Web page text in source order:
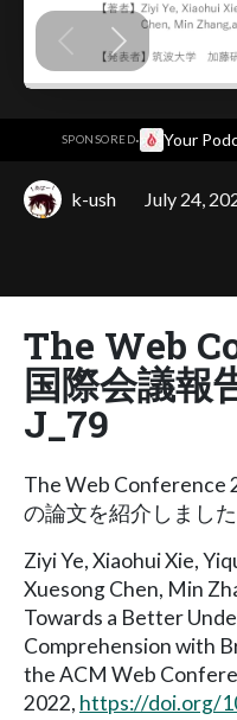
SPONSORED· Your
k-ush July 24,
The Web
国際会議報
J_79
The Web Conference
の論文を紹介しました
Ziyi Ye, Xiaohui Xie,
Xuesong Chen, Min
Towards a Better
Comprehension with
the ACM Web
2022, https://doi.org/